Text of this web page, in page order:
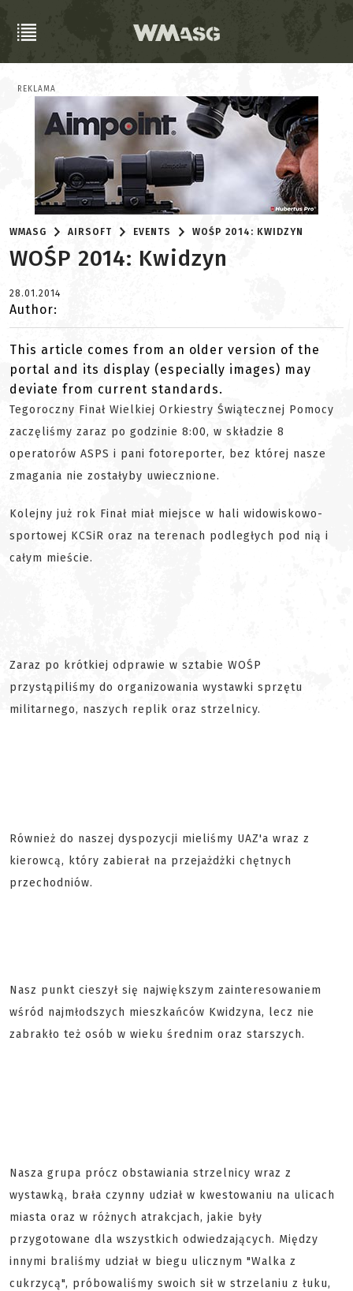
REKLAMA
WMASG AIRSOFT EVENTS WOŚP 2014: KWIDZYN
WOŚP 2014: Kwidzyn
28.01.2014
Author:
This article comes from an older version of the
portal and its display (especially images) may
deviate from current standards.
Tegoroczny Finał Wielkiej Orkiestry Świątecznej Pomocy
zaczęliśmy zaraz po godzinie 8:00, w składzie 8
operatorów ASPS i pani fotoreporter, bez której nasze
zmagania nie zostałyby uwiecznione.
Kolejny już rok Finał miał miejsce w hali widowiskowo-
sportowej KCSiR oraz na terenach podległych pod nią i
całym mieście.
Zaraz po krótkiej odprawie w sztabie WOŚP
przystąpiliśmy do organizowania wystawki sprzętu
militarnego, naszych replik oraz strzelnicy.
Również do naszej dyspozycji mieliśmy UAZ'a wraz z
kierowcą, który zabierał na przejażdżki chętnych
przechodniów.
Nasz punkt cieszył się największym zainteresowaniem
wśród najmłodszych mieszkańców Kwidzyna, lecz nie
zabrakło też osób w wieku średnim oraz starszych.
Nasza grupa prócz obstawiania strzelnicy wraz z
wystawką, brała czynny udział w kwestowaniu na ulicach
miasta oraz w różnych atrakcjach, jakie były
przygotowane dla wszystkich odwiedzających. Między
innymi braliśmy udział w biegu ulicznym "Walka z
cukrzycą", próbowaliśmy swoich sił w strzelaniu z łuku,